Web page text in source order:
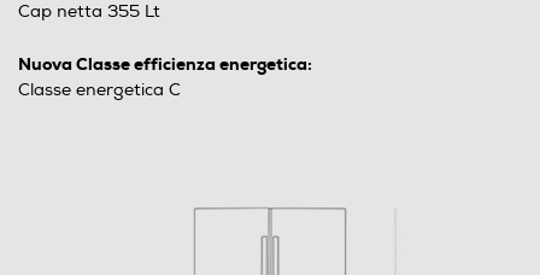
Cap netta 355 Lt
Nuova Classe efficienza energetica:
Classe energetica C